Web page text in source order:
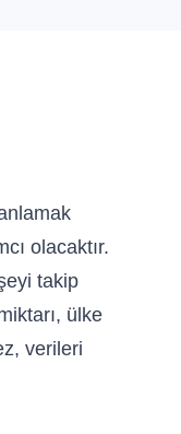
olacaktır.
takip
ülke
verileri